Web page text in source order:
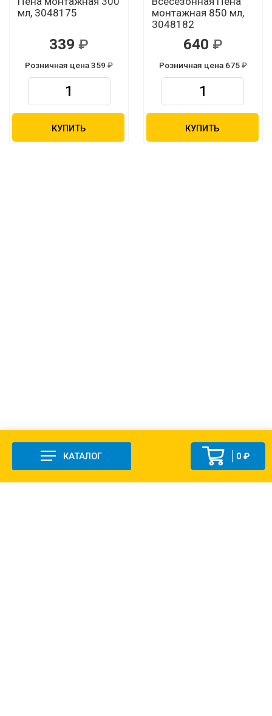
КАТАЛОГ 0 ₽
мл, 3048175
339
Розничная цена 359
КУПИТЬ
монтажная 850 мл,
3048182
640
Розничная цена 675
КУПИТЬ